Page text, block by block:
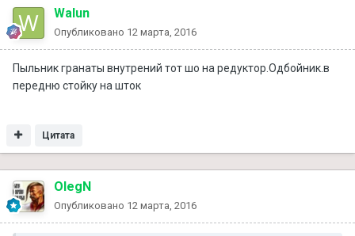
Walun
Опубликовано 12 марта, 2016
Пыльник гранаты внутрений тот шо на редуктор.Одбойник.в
передню стойку на шток
Цитата
OlegN
Опубликовано 12 марта, 2016